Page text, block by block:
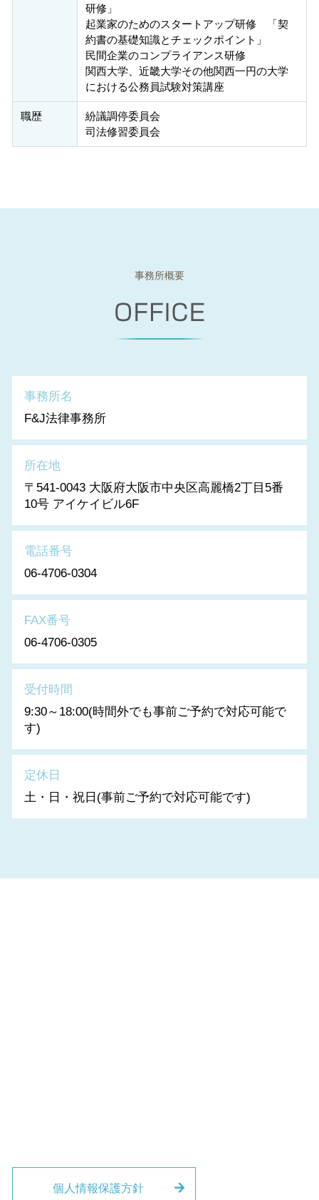
研修」
起業家のためのスタートアップ研修 「契
約書の基礎知識とチェックポイント」
民間企業のコンプライアンス研修
関西大学、近畿大学その他関西一円の大学
における公務員試験対策講座
職歴
紛議調停委員会
司法修習委員会
事務所概要
事務所名
F&J法律事務所
所在地
〒541-0043 大阪府大阪市中央区高麗橋2丁目5番
10号 アイケイビル6F
電話番号
06-4706-0304
FAX番号
06-4706-0305
受付時間
9:30～18:00(時間外でも事前ご予約で対応可能で
す)
定休日
土・日・祝日(事前ご予約で対応可能です)
個人情報保護方針